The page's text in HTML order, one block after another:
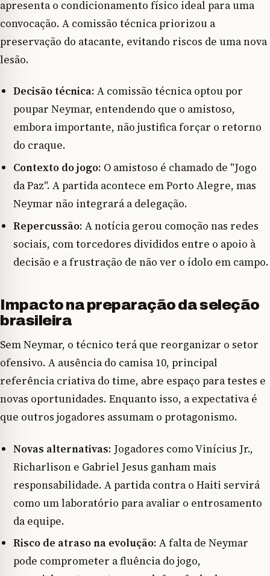
apresenta o condicionamento físico ideal para uma
convocação. A comissão técnica priorizou a
preservação do atacante, evitando riscos de uma nova
lesão.
Decisão técnica: A comissão técnica optou por
poupar Neymar, entendendo que o amistoso,
embora importante, não justifica forçar o retorno
do craque.
Contexto do jogo: O amistoso é chamado de "Jogo
da Paz". A partida acontece em Porto Alegre, mas
Neymar não integrará a delegação.
Repercussão: A notícia gerou comoção nas redes
sociais, com torcedores divididos entre o apoio à
decisão e a frustração de não ver o ídolo em campo.
Impacto na preparação da seleção
brasileira
Sem Neymar, o técnico terá que reorganizar o setor
ofensivo. A ausência do camisa 10, principal
referência criativa do time, abre espaço para testes e
novas oportunidades. Enquanto isso, a expectativa é
que outros jogadores assumam o protagonismo.
Novas alternativas: Jogadores como Vinícius Jr.,
Richarlison e Gabriel Jesus ganham mais
responsabilidade. A partida contra o Haiti servirá
como um laboratório para avaliar o entrosamento
da equipe.
Risco de atraso na evolução: A falta de Neymar
pode comprometer a fluência do jogo,